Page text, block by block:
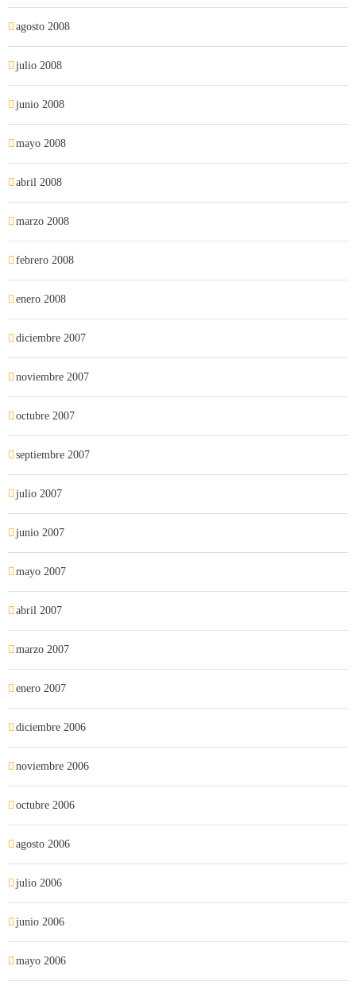
agosto 2008
julio 2008
junio 2008
mayo 2008
abril 2008
marzo 2008
febrero 2008
enero 2008
diciembre 2007
noviembre 2007
octubre 2007
septiembre 2007
julio 2007
junio 2007
mayo 2007
abril 2007
marzo 2007
enero 2007
diciembre 2006
noviembre 2006
octubre 2006
agosto 2006
julio 2006
junio 2006
mayo 2006